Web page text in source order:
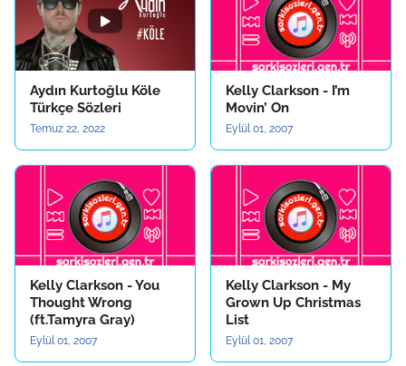
Aydın Kurtoğlu Köle
Türkçe Sözleri
Temuz 22, 2022
Kelly Clarkson - I’m
Movin’ On
Eylül 01, 2007
Kelly Clarkson - You
Thought Wrong
(ft.Tamyra Gray)
Eylül 01, 2007
Kelly Clarkson - My
Grown Up Christmas
List
Eylül 01, 2007